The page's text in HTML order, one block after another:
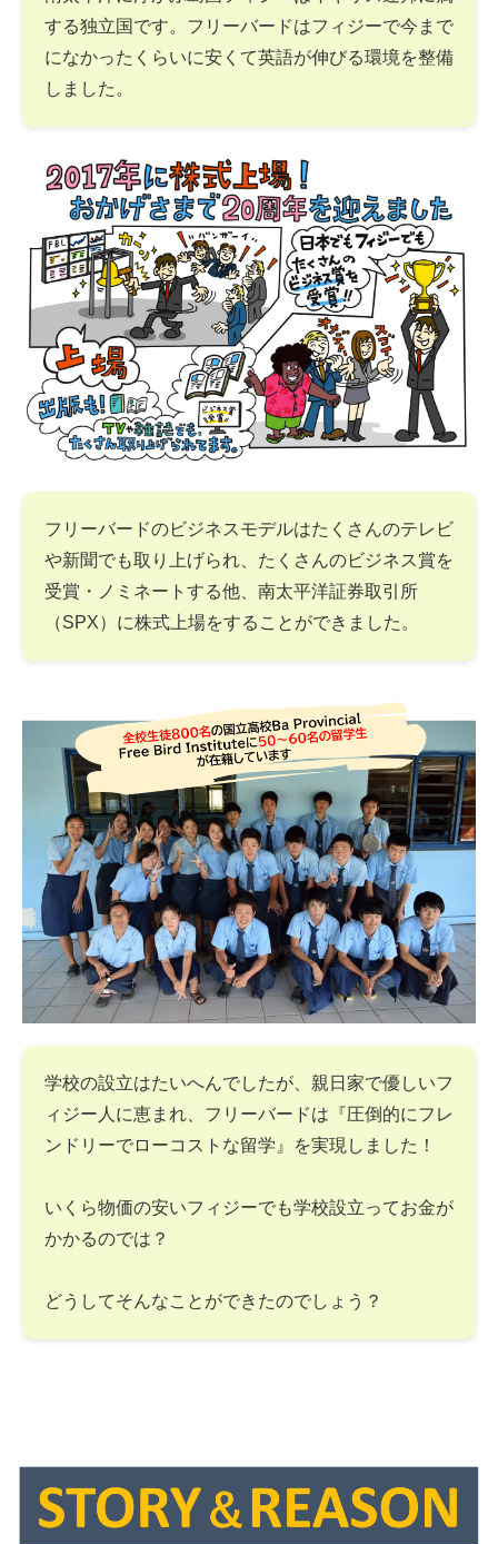
する独立国です。フリーバードはフィジーで今まで
になかったくらいに安くて英語が伸びる環境を整備
しました。
フリーバードのビジネスモデルはたくさんのテレビ
や新聞でも取り上げられ、たくさんのビジネス賞を
受賞・ノミネートする他、南太平洋証券取引所
（SPX）に株式上場をすることができました。
学校の設立はたいへんでしたが、親日家で優しいフ
ィジー人に恵まれ、フリーバードは『圧倒的にフレ
ンドリーでローコストな留学』を実現しました！
いくら物価の安いフィジーでも学校設立ってお金が
かかるのでは？
どうしてそんなことができたのでしょう？